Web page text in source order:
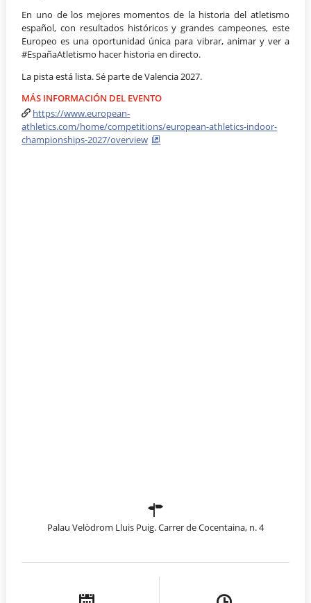
En uno de los mejores momentos de la historia del atletismo
español, con resultados históricos y grandes campeones, este
Europeo es una oportunidad única para vibrar, animar y ver a
#EspañaAtletismo hacer historia en directo.
La pista está lista. Sé parte de Valencia 2027.
MÁS INFORMACIÓN DEL EVENTO
https://www.european-
athletics.com/home/competitions/european-athletics-indoor-
championships-2027/overview
Palau Velòdrom Lluis Puig. Carrer de Cocentaina, n. 4